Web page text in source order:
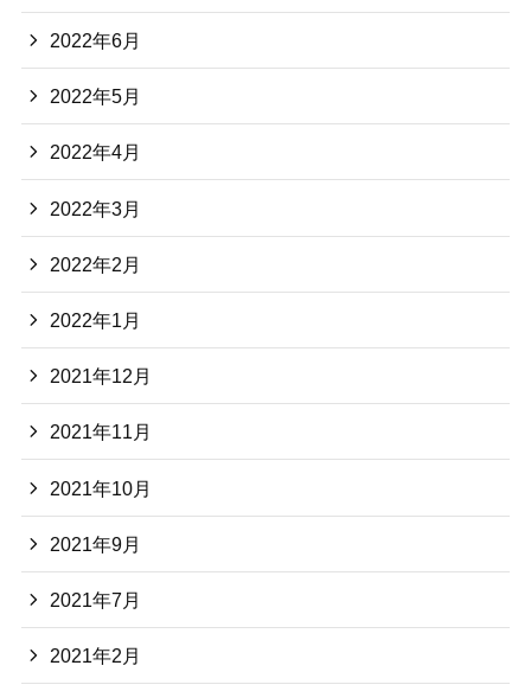
2022年6月
2022年5月
2022年4月
2022年3月
2022年2月
2022年1月
2021年12月
2021年11月
2021年10月
2021年9月
2021年7月
2021年2月